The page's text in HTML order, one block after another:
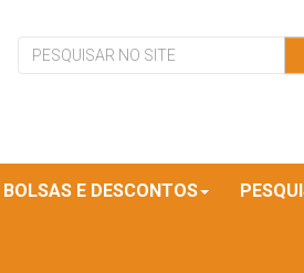
BOLSAS E DESCONTOS